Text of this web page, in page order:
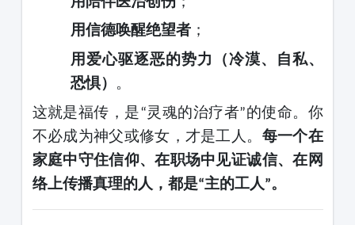
用信德唤醒绝望者；
用爱心驱逐恶的势力（冷漠、自私、
恐惧）
。
这就是福传，是“灵魂的治疗者”的使命。你
不必成为神父或修女，才是工人。 每一个在
家庭中守住信仰、在职场中见证诚信、在网
络上传播真理的人，都是“主的工人 ”。